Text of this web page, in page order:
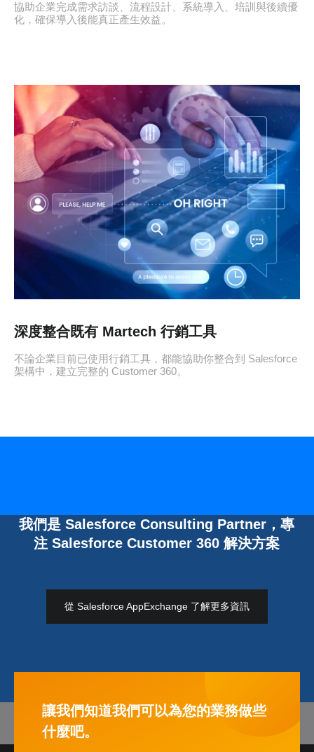
協助企業完成需求訪談、流程設計、系統導入、培訓與後續優
化，確保導入後能真正產生效益。
深度整合既有 Martech 行銷工具
不論企業目前已使用行銷工具，都能協助你整合到 Salesforce
架構中，建立完整的 Customer 360。
我們是 Salesforce Consulting Partner，專
注 Salesforce Customer 360 解決方案
從 Salesforce AppExchange 了解更多資訊
讓我們知道我們可以為您的業務做些
什麼吧。